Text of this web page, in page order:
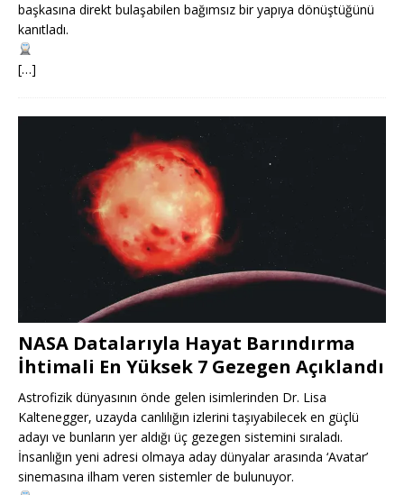
başkasına direkt bulaşabilen bağımsız bir yapıya dönüştüğünü
kanıtladı.
[…]
NASA Datalarıyla Hayat Barındırma
İhtimali En Yüksek 7 Gezegen Açıklandı
Astrofizik dünyasının önde gelen isimlerinden Dr. Lisa
Kaltenegger, uzayda canlılığın izlerini taşıyabilecek en güçlü
adayı ve bunların yer aldığı üç gezegen sistemini sıraladı.
İnsanlığın yeni adresi olmaya aday dünyalar arasında ‘Avatar’
sinemasına ilham veren sistemler de bulunuyor.